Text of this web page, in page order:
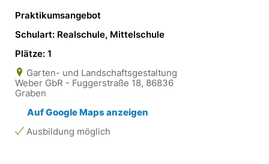
Praktikumsangebot
Schulart: Realschule, Mittelschule
Plätze: 1
Garten- und Landschaftsgestaltung
Weber GbR - Fuggerstraße 18, 86836
Graben
Auf Google Maps anzeigen
Ausbildung möglich